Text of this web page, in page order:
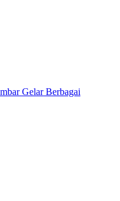
Gelar Berbagai